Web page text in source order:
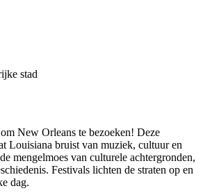
stad
New Orleans te bezoeken! Deze
Louisiana bruist van muziek, cultuur en
mengelmoes van culturele achtergronden,
Festivals lichten de straten op en
dag.